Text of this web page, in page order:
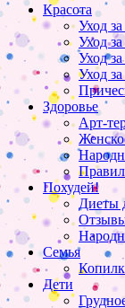
Красота
Уход
Уход
Уход
Уход
Здоровье
Арт-
Похудей!
Диеты
Семья
Дети